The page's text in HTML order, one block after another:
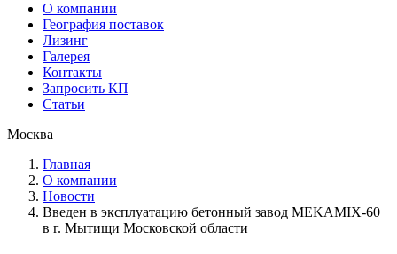
О компании
География поставок
Лизинг
Галерея
Контакты
Запросить КП
Статьи
Москва
Главная
О компании
Новости
Введен в эксплуатацию бетонный завод MEKAMIX-60
в г. Мытищи Московской области